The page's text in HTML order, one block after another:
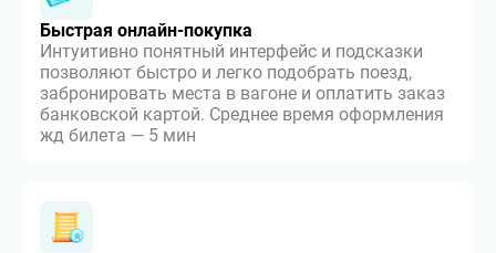
Быстрая онлайн-покупка
Интуитивно понятный интерфейс и подсказки
позволяют быстро и легко подобрать поезд,
забронировать места в вагоне и оплатить заказ
банковской картой. Среднее время оформления
жд билета — 5 мин